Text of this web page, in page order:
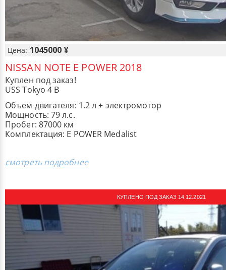
Цена: 1045000 ¥
NISSAN NOTE E POWER 2018
Куплен под заказ!
USS Tokyo 4 B
Объем двигателя: 1.2 л + электромотор
Мощность: 79 л.с.
Пробег: 87000 км
Комплектация: E POWER Medalist
смотреть подробнее
КУПЛЕНО ПОД ЗАКАЗ 14.12.2021